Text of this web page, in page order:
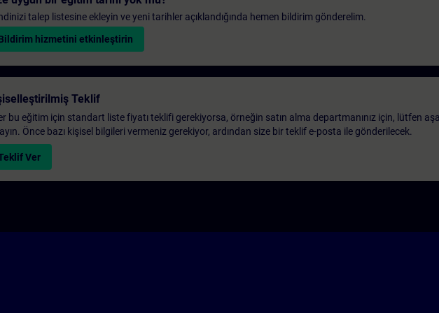
talep listesine ekleyin ve yeni tarihler açıklandığında hemen bildirim gönderelim.
hizmetini etkinleştirin
Teklif
bu eğitim için standart liste fiyatı teklifi gerekiyorsa, örneğin satın alma departmanınız için, lütfen
Önce bazı kişisel bilgileri vermeniz gerekiyor, ardından size bir teklif e-posta ile gönderilecek.
Ver